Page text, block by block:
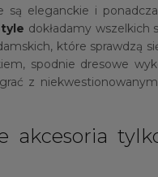
eleganckie i
dokładamy wszelkich
które sprawdzą
spodnie dresowe
z
akcesoria